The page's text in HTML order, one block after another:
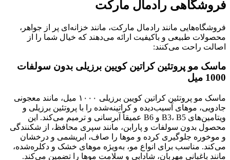
فروشگاهی رادمال مارکت
فروشگاه‌هایی مانند رادمال مارکت، مانند خزانه‌ای پر از جواهر،
محصولات طبیعی و باکیفیت ارائه می‌دهند که خیال شما را از
اصالت راحت می‌کنند:
ماسک مو پروتئین کراتین کویین برزیلی بدون سولفات
1000 میل
ماسک مو پروتئین کراتین کویین برزیلی ۱۰۰۰ میل، مانند معجونی
جادویی، موهای آسیب‌دیده و کراتینه‌شده را با پروتئین برزیلی و
ویتامین‌های B3، B5 و B6 عمیقاً آبرسانی و ترمیم می‌کند. این
محصول بدون سولفات و پارابن، مانند سپری محافظ، از شکنندگی
و موخوره جلوگیری کرده و موها را صاف، ابریشمی و درخشان
می‌کند. مناسب برای انواع مو، به‌ویژه موهای خشک و دکلره‌شده،
مانند باغبانی مهربان، شادابی و سلامت موها را تضمین می‌کند.